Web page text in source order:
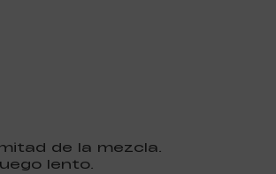
de la mezcla.
lento.